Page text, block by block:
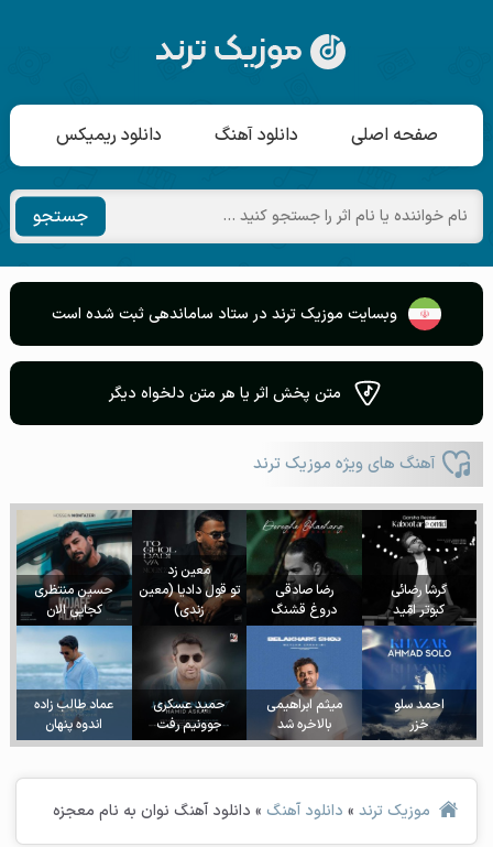
صفحه اصلی دانلود آهنگ دانلود ریمیکس
جستجو
وبسایت موزیک ترند در ستاد ساماندهی ثبت شده است
متن پخش اثر یا هر متن دلخواه دیگر
آهنگ های ویژه موزیک ترند
گرشا رضائی
کبوتر امّید
رضا صادقی
دروغ قشنگ
معین زد
تو قول دادیا (معین
زندی)
حسین منتظری
کجایی الان
احمد سلو
خزر
میثم ابراهیمی
بالاخره شد
حمید عسکری
جوونیم رفت
عماد طالب زاده
اندوه پنهان
موزیک ترند» دانلود آهنگ » دانلود آهنگ نوان به نام معجزه